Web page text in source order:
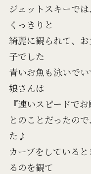
ジェットスキーで
くっきりと
綺麗に観られて、
子でした
青いお魚も泳いで
娘さんは
『速いスピードで
とのことだったの
た♪
カーブをしている
るのを観て